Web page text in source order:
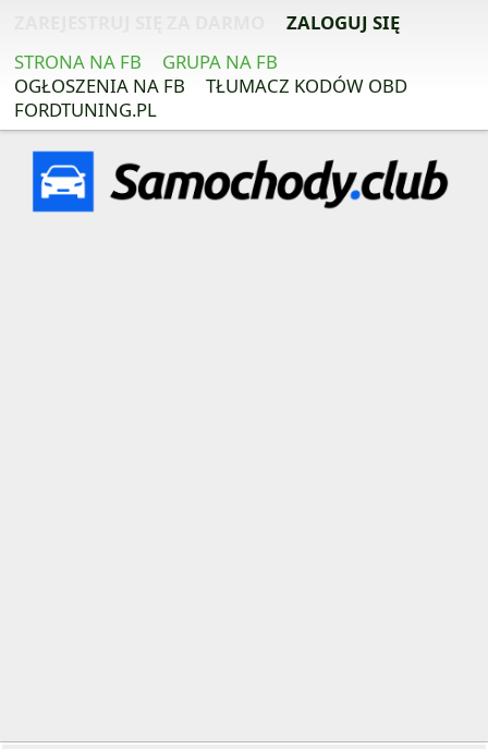
ZALOGUJ SIĘ
STRONA NA FB
GRUPA NA FB
OGŁOSZENIA NA FB
TŁUMACZ KODÓW OBD
FORDTUNING.PL